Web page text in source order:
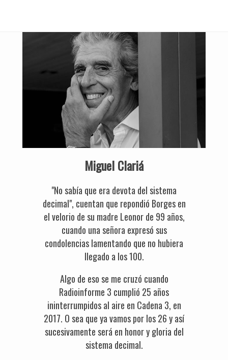
Miguel Clariá
"No sabía que era devota del sistema
decimal", cuentan que repondió Borges en
el velorio de su madre Leonor de 99 años,
cuando una señora expresó sus
condolencias lamentando que no hubiera
llegado a los 100.
Algo de eso se me cruzó cuando
Radioinforme 3 cumplió 25 años
ininterrumpidos al aire en Cadena 3, en
2017. O sea que ya vamos por los 26 y así
sucesivamente será en honor y gloria del
sistema decimal.